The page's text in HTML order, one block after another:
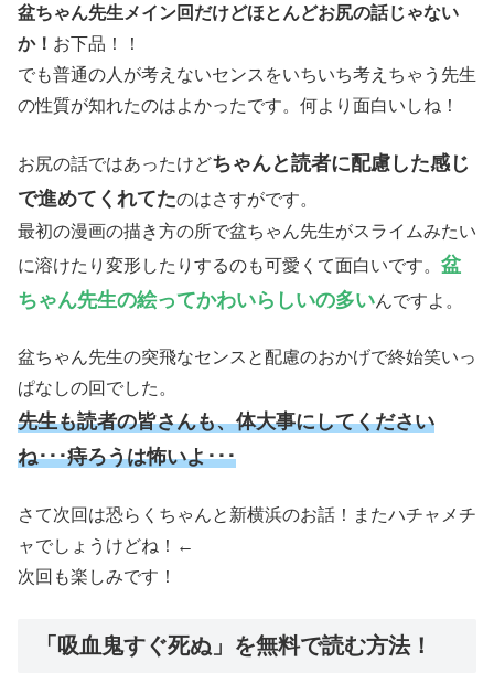
盆ちゃん先生メイン回だけどほとんどお尻の話じゃない
か！ お下品！！
でも普通の人が考えないセンスをいちいち考えちゃう先生
の性質が知れたのはよかったです。何より面白いしね！
お尻の話ではあったけどちゃんと読者に配慮した感じ
で進めてくれてたのはさすがです。
最初の漫画の描き方の所で盆ちゃん先生がスライムみたい
に溶けたり変形したりするのも可愛くて面白いです。 盆
ちゃん先生の絵ってかわいらしいの多いんですよ。
盆ちゃん先生の突飛なセンスと配慮のおかげで終始笑いっ
ぱなしの回でした。
先生も読者の皆さんも、体大事にしてください
ね･･･痔ろうは怖いよ･･･
さて次回は恐らくちゃんと新横浜のお話！またハチャメチ
ャでしょうけどね！←
次回も楽しみです！
「吸血鬼すぐ死ぬ」を無料で読む方法！